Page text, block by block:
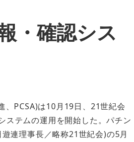
・確認シス
、PCSA)は10月19日、21世紀会
ステムの運用を開始した。パチン
連理事長／略称21世紀会)の5月